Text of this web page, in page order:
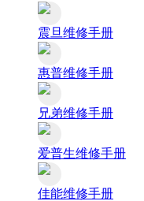
震旦维修手册
惠普维修手册
兄弟维修手册
爱普生维修手册
佳能维修手册